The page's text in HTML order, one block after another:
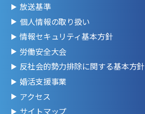
放送基準
個人情報の取り扱い
情報セキュリティ基本方針
労働安全大会
反社会的勢力排除に関する基本方針
婚活支援事業
アクセス
サイトマップ